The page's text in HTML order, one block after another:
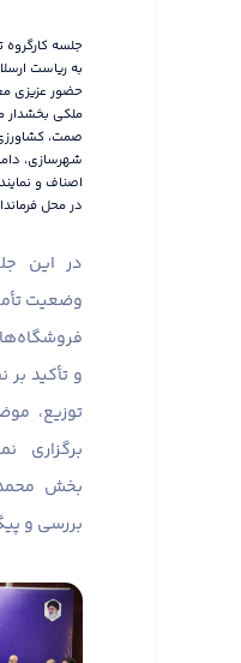
جلسه کارگروه
به ریاست
حضور عزیزی
ملکی بخشدار
صمت،
شهرسازی،
اصناف و
در محل
در این
وضعیت
و تأکید
توزیع،
برگزاری
بخش
بررسی و